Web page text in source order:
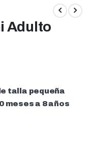
Adulto
talla pequeña
meses a 8 años